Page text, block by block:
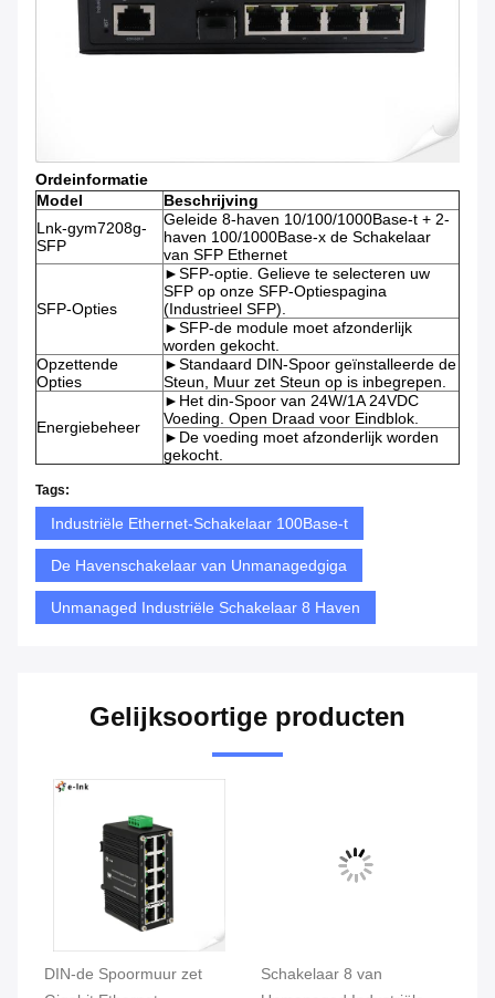
Ordeinformatie
Model
Beschrijving
Lnk-gym7208g-
SFP
Geleide 8-haven 10/100/1000Base-t + 2-
haven 100/1000Base-x de Schakelaar
van SFP Ethernet
SFP-Opties
►SFP-optie. Gelieve te selecteren uw
SFP op onze SFP-Optiespagina
(Industrieel SFP).
►SFP-de module moet afzonderlijk
worden gekocht.
Opzettende
Opties
►Standaard DIN-Spoor geïnstalleerde de
Steun, Muur zet Steun op is inbegrepen.
Energiebeheer
►Het din-Spoor van 24W/1A 24VDC
Voeding. Open Draad voor Eindblok.
►De voeding moet afzonderlijk worden
gekocht.
Tags:
Industriële Ethernet-Schakelaar 100Base-t
De Havenschakelaar van Unmanagedgiga
Unmanaged Industriële Schakelaar 8 Haven
Gelijksoortige producten
DIN-de Spoormuur zet
Schakelaar 8 van